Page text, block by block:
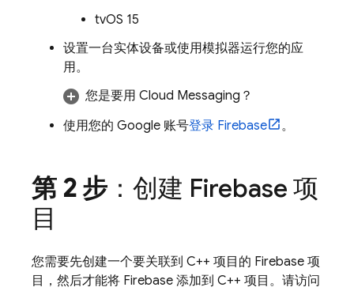
tvOS 15
设置一台实体设备或使用模拟器运行您的应
用。
您是要用 Cloud Messaging ？
使用您的 Google 账号登录 Firebase 。
第 2 步 ：创建 Firebase 项
目
您需要先创建一个要关联到 C++ 项目的 Firebase 项
目，然后才能将 Firebase 添加到 C++ 项目。请访问